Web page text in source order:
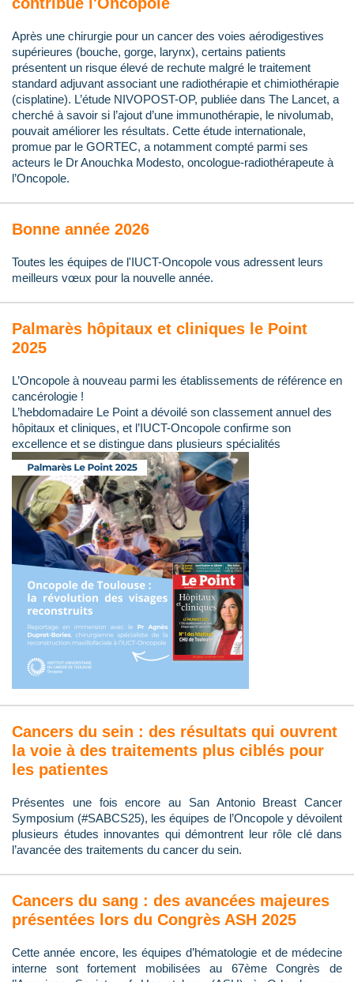
Après une chirurgie pour un cancer des voies aérodigestives
supérieures (bouche, gorge, larynx), certains patients
présentent un risque élevé de rechute malgré le traitement
standard adjuvant associant une radiothérapie et chimiothérapie
(cisplatine). L’étude NIVOPOST-OP, publiée dans The Lancet, a
cherché à savoir si l’ajout d’une immunothérapie, le nivolumab,
pouvait améliorer les résultats. Cette étude internationale,
promue par le GORTEC, a notamment compté parmi ses
acteurs le Dr Anouchka Modesto, oncologue-radiothérapeute à
l’Oncopole.
Bonne année 2026
Toutes les équipes de l'IUCT-Oncopole vous adressent leurs
meilleurs vœux pour la nouvelle année.
Palmarès hôpitaux et cliniques le Point
2025
L’Oncopole à nouveau parmi les établissements de référence en
cancérologie !
L’hebdomadaire Le Point a dévoilé son classement annuel des
hôpitaux et cliniques, et l’IUCT-Oncopole confirme son
excellence et se distingue dans plusieurs spécialités
Cancers du sein : des résultats qui ouvrent
la voie à des traitements plus ciblés pour
les patientes
Présentes une fois encore au San Antonio Breast Cancer
Symposium (#SABCS25), les équipes de l’Oncopole y dévoilent
plusieurs études innovantes qui démontrent leur rôle clé dans
l’avancée des traitements du cancer du sein.
Cancers du sang : des avancées majeures
présentées lors du Congrès ASH 2025
Cette année encore, les équipes d’hématologie et de médecine
interne sont fortement mobilisées au 67ème Congrès de